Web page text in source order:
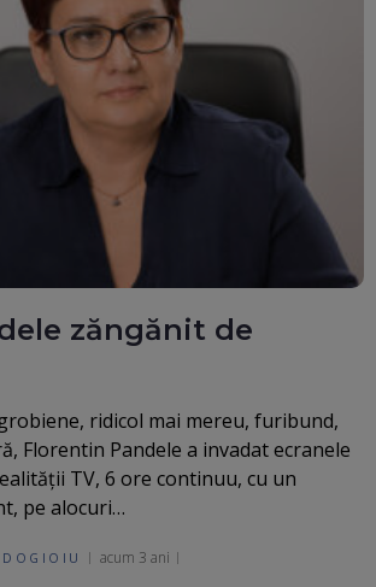
zăngănit de
ridicol mai mereu, furibund,
Florentin Pandele a invadat ecranele
TV, 6 ore continuu, cu un
pe alocuri…
acum 3 ani